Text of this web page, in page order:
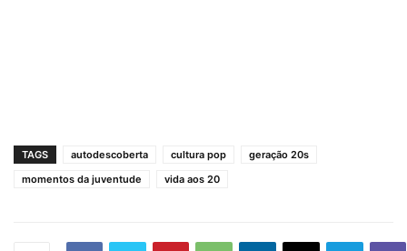
TAGS autodescoberta cultura pop
geração 20s
momentos da juventude
vida aos 20